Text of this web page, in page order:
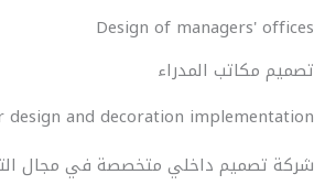
Design of managers' offices
تصميم مكاتب المدراء
and decoration implementation
شركة تصميم داخلي متخصصة في مجال